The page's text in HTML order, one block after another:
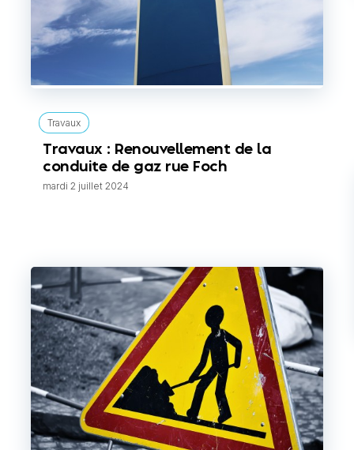
Travaux
Travaux : Renouvellement de la
conduite de gaz rue Foch
mardi 2 juillet 2024